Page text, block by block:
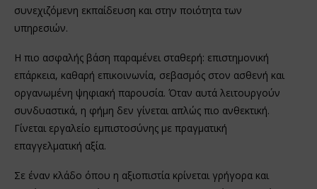
συνεχιζόμενη εκπαίδευση και στην ποιότητα των
υπηρεσιών.
Η πιο ασφαλής βάση παραμένει σταθερή: επιστημονική
επάρκεια, καθαρή επικοινωνία, σεβασμός στον ασθενή και
οργανωμένη ψηφιακή παρουσία. Όταν αυτά λειτουργούν
συνδυαστικά, η φήμη δεν γίνεται απλώς πιο ανθεκτική.
Γίνεται εργαλείο εμπιστοσύνης με πραγματική
επαγγελματική αξία.
Σε έναν κλάδο όπου η αξιοπιστία κρίνεται γρήγορα και